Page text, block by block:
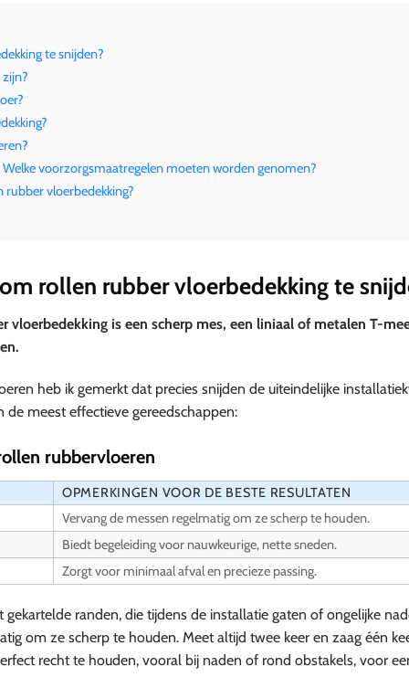
te snijden?
voorzorgsmaatregelen moeten worden genomen?
vloerbedekking?
rollen rubber vloerbedekking te
vloerbedekking is een scherp mes, een liniaal of metalen T-
heb ik gemerkt dat precies snijden de uiteindelijke
meest effectieve gereedschappen:
rubbervloeren
OPMERKINGEN VOOR DE BESTE RESULTATEN
Vervang de messen regelmatig om ze scherp te houden.
Biedt begeleiding voor nauwkeurige, nette sneden.
Zorgt voor minimaal afval en precieze passing.
randen, die tijdens de installatie gaten of ongelijke
om ze scherp te houden. Meet altijd twee keer en zaag één
recht te houden, vooral bij naden of rond obstakels, voor